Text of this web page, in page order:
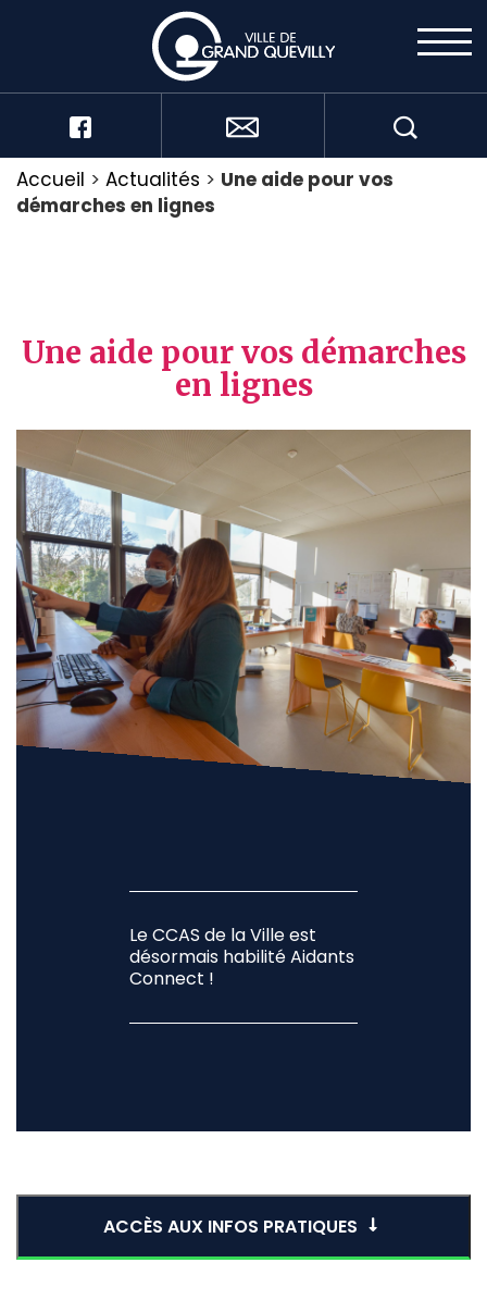
Accueil > Actualités > Une aide pour vos
démarches en lignes
Une aide pour vos démarches
en lignes
Le CCAS de la Ville est
désormais habilité Aidants
Connect !
ACCÈS AUX INFOS PRATIQUES